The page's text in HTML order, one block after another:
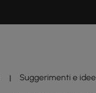
| Suggerimenti e idee